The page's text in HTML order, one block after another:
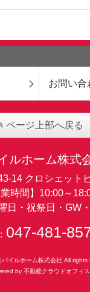
お問い合
ページ上部へ戻る
ルホーム株式
14 クロシェット
業時間】10:00～
日・祝祭日・GW
047-481-
イルホーム株式会社 All rights
by 不動産クラウドオフィス